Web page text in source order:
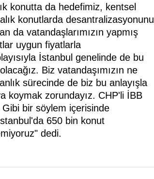
konutta da hedefimiz, kentsel
konutlarda desantralizasyonunu
da vatandaşlarımızın yapmış
uygun fiyatlarla
İstanbul genelinde de bu
Biz vatandaşımızın ne
sürecinde de biz bu anlayışla
koymak zorundayız. CHP'li İBB
bir söylem içerisinde
650 bin konut
dedi.